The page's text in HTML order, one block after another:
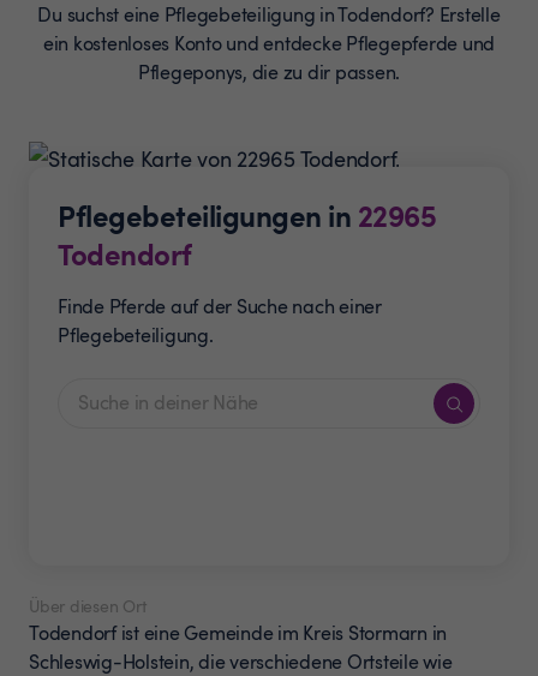
Du suchst eine Pflegebeteiligung in Todendorf? Erstelle
ein kostenloses Konto und entdecke Pflegepferde und
Pflegeponys, die zu dir passen.
Pflegebeteiligungen in 22965
Todendorf
Finde Pferde auf der Suche nach einer
Pflegebeteiligung.
Über diesen Ort
Todendorf ist eine Gemeinde im Kreis Stormarn in
Schleswig-Holstein, die verschiedene Ortsteile wie